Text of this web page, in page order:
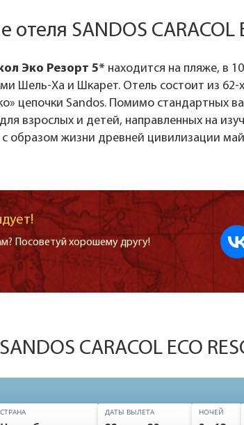
SANDOS CARACOL
Эко Резорт 5* находится на пляже, в
Шель-Ха и Шкарет. Отель состоит из 62-
цепочки Sandos. Помимо стандартных
взрослых и детей, направленных на
с образом жизни древней цивилизации
Посоветуй хорошему другу!
CARACOL ECO
СТРАНА ДАТЫ ВЫЛЕТА НОЧЕЙ